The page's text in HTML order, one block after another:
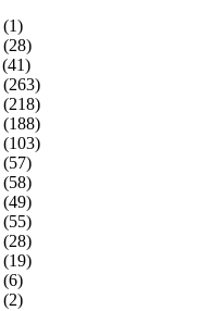
(1)
(28)
(41)
(263)
(218)
(188)
(103)
(57)
(58)
(49)
(55)
(28)
(19)
(6)
(2)